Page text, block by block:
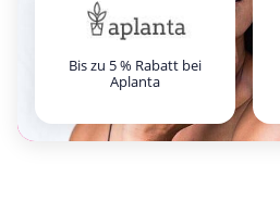
Bis zu 5 % Rabatt bei
Aplanta